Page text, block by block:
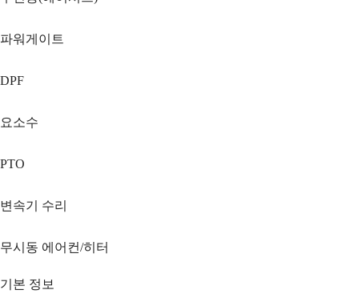
파워게이트
DPF
요소수
PTO
변속기 수리
무시동 에어컨/히터
기본 정보